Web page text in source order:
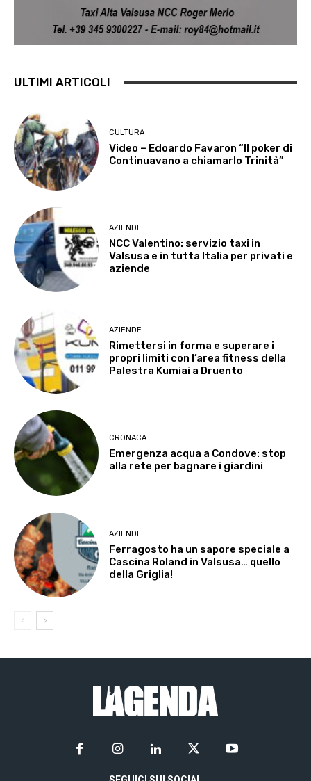
ULTIMI ARTICOLI
CULTURA
Video – Edoardo Favaron “Il poker di
Continuavano a chiamarlo Trinità”
AZIENDE
NCC Valentino: servizio taxi in
Valsusa e in tutta Italia per privati e
aziende
AZIENDE
Rimettersi in forma e superare i
propri limiti con l’area fitness della
Palestra Kumiai a Druento
CRONACA
Emergenza acqua a Condove: stop
alla rete per bagnare i giardini
AZIENDE
Ferragosto ha un sapore speciale a
Cascina Roland in Valsusa… quello
della Griglia!